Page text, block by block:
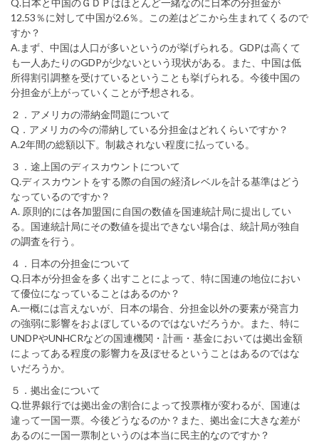
Q.日本と中国のＧＤＰはほとんど一緒なのに日本の分担金が
12.53％に対して中国が2.6％。この差はどこから生まれてくるので
すか？
A.まず、中国は人口が多いというのが挙げられる。GDPは高くて
も一人あたりのGDPが少ないという現状がある。また、中国は低
所得割引調整を受けているということも挙げられる。今後中国の
分担金が上がっていくことが予想される。
２．アメリカの滞納金問題について
Q．アメリカの今の滞納している分担金はどれくらいですか？
A.2年間の総額以下。制裁されない程度に払っている。
３．途上国のディスカウントについて
Q.ディスカウントをする際の自国の経済レベルを計る基準はどう
なっているのですか？
A. 原則的には各加盟国に自国の数値を国連統計局に提出してい
る。国連統計局にその数値を提出できない場合は、統計局が独自
の調査を行う。
４．日本の分担金について
Q.日本が分担金を多く出すことによって、特に国連の地位におい
て優位になっていることはあるのか？
A.一概には言えないが、日本の場合、分担金以外の要素が発言力
の強弱に影響をおよぼしているのではないだろうか。また、特に
UNDPやUNHCRなどの国連機関・計画・基金においては拠出金額
によってある程度の影響力を及ぼせるということはあるのではな
いだろうか。
５．拠出金について
Q.世界銀行では拠出金の割合によって投票権が変わるが、国連は
違って一国一票。今後どうなるのか？また、拠出金に大きな差が
あるのに一国一票制というのは本当に民主的なのですか？